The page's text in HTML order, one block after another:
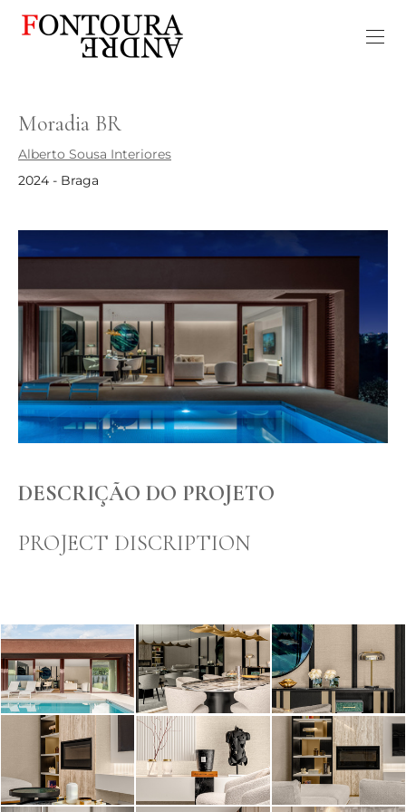
Moradia BR
Alberto Sousa Interiores
2024 - Braga
DESCRIÇÃO DO PROJETO
PROJECT DISCRIPTION